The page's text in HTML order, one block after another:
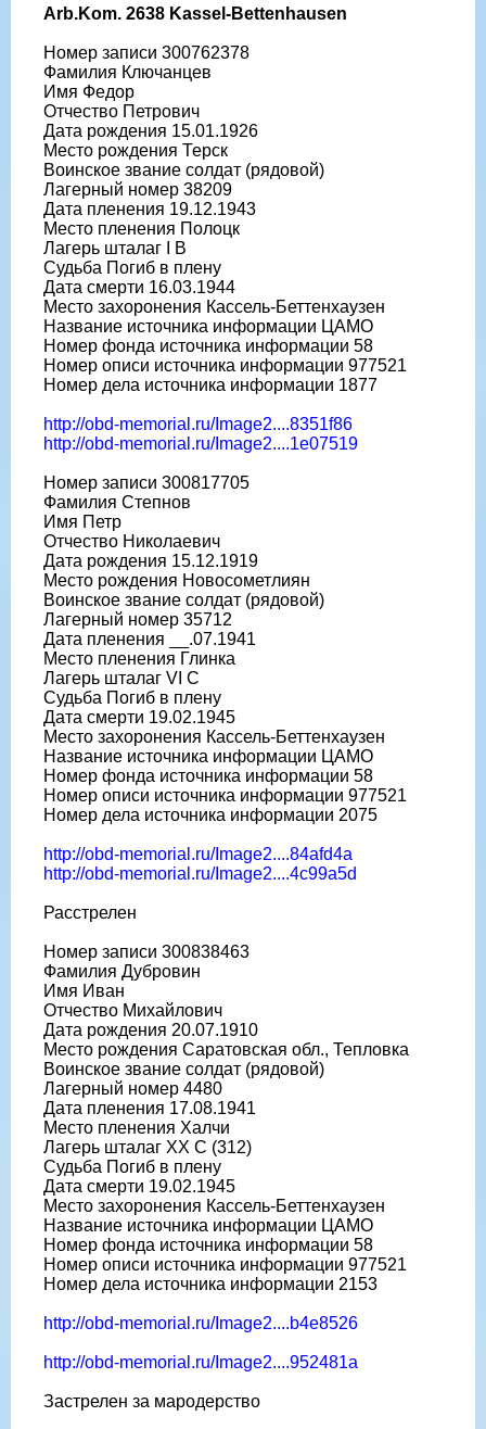
Arb.Kom. 2638 Kassel-Bettenhausen
Номер записи 300762378
Фамилия Ключанцев
Имя Федор
Отчество Петрович
Дата рождения 15.01.1926
Место рождения Терск
Воинское звание солдат (рядовой)
Лагерный номер 38209
Дата пленения 19.12.1943
Место пленения Полоцк
Лагерь шталаг I B
Судьба Погиб в плену
Дата смерти 16.03.1944
Место захоронения Кассель-Беттенхаузен
Название источника информации ЦАМО
Номер фонда источника информации 58
Номер описи источника информации 977521
Номер дела источника информации 1877
http://obd-memorial.ru/Image2....8351f86
http://obd-memorial.ru/Image2....1e07519
Номер записи 300817705
Фамилия Степнов
Имя Петр
Отчество Николаевич
Дата рождения 15.12.1919
Место рождения Новосометлиян
Воинское звание солдат (рядовой)
Лагерный номер 35712
Дата пленения __.07.1941
Место пленения Глинка
Лагерь шталаг VI C
Судьба Погиб в плену
Дата смерти 19.02.1945
Место захоронения Кассель-Беттенхаузен
Название источника информации ЦАМО
Номер фонда источника информации 58
Номер описи источника информации 977521
Номер дела источника информации 2075
http://obd-memorial.ru/Image2....84afd4a
http://obd-memorial.ru/Image2....4c99a5d
Расстрелен
Номер записи 300838463
Фамилия Дубровин
Имя Иван
Отчество Михайлович
Дата рождения 20.07.1910
Место рождения Саратовская обл., Тепловка
Воинское звание солдат (рядовой)
Лагерный номер 4480
Дата пленения 17.08.1941
Место пленения Халчи
Лагерь шталаг XX C (312)
Судьба Погиб в плену
Дата смерти 19.02.1945
Место захоронения Кассель-Беттенхаузен
Название источника информации ЦАМО
Номер фонда источника информации 58
Номер описи источника информации 977521
Номер дела источника информации 2153
http://obd-memorial.ru/Image2....b4e8526
http://obd-memorial.ru/Image2....952481a
Застрелен за мародерство